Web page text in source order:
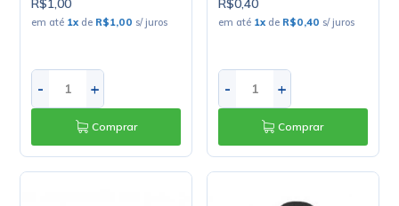
em até 1x de R$1,00 s/ juros
- +
Comprar
em até 1x de R$0,40 s/ juros
- +
Comprar